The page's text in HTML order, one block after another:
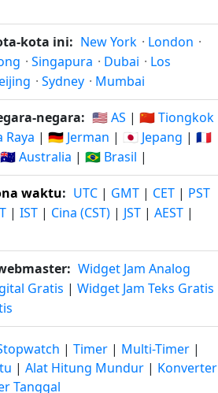
kota ini: New York · London ·
· Singapura · Dubai · Los
· Sydney · Mumbai
negara: 🇺🇸 AS | 🇨🇳 Tiongkok
Raya | 🇩🇪 Jerman | 🇯🇵 Jepang | 🇫🇷
🇦🇺 Australia | 🇧🇷 Brasil |
waktu: UTC | GMT | CET | PST
| IST | Cina (CST) | JST | AEST |
Widget Jam Analog
Gratis | Widget Jam Teks Gratis
| Timer | Multi-Timer |
| Alat Hitung Mundur | Konverter
Tanggal